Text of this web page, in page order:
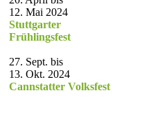
12. Mai 2024
Stuttgarter
Frühlingsfest
27. Sept. bis
13. Okt. 2024
Cannstatter Volksfest